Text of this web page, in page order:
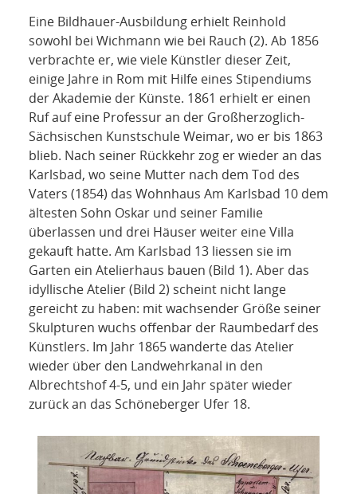
Eine Bildhauer-Ausbildung erhielt Reinhold
sowohl bei Wichmann wie bei Rauch (2). Ab 1856
verbrachte er, wie viele Künstler dieser Zeit,
einige Jahre in Rom mit Hilfe eines Stipendiums
der Akademie der Künste. 1861 erhielt er einen
Ruf auf eine Professur an der Großherzoglich-
Sächsischen Kunstschule Weimar, wo er bis 1863
blieb. Nach seiner Rückkehr zog er wieder an das
Karlsbad, wo seine Mutter nach dem Tod des
Vaters (1854) das Wohnhaus Am Karlsbad 10 dem
ältesten Sohn Oskar und seiner Familie
überlassen und drei Häuser weiter eine Villa
gekauft hatte. Am Karlsbad 13 liessen sie im
Garten ein Atelierhaus bauen (Bild 1). Aber das
idyllische Atelier (Bild 2) scheint nicht lange
gereicht zu haben: mit wachsender Größe seiner
Skulpturen wuchs offenbar der Raumbedarf des
Künstlers. Im Jahr 1865 wanderte das Atelier
wieder über den Landwehrkanal in den
Albrechtshof 4-5, und ein Jahr später wieder
zurück an das Schöneberger Ufer 18.